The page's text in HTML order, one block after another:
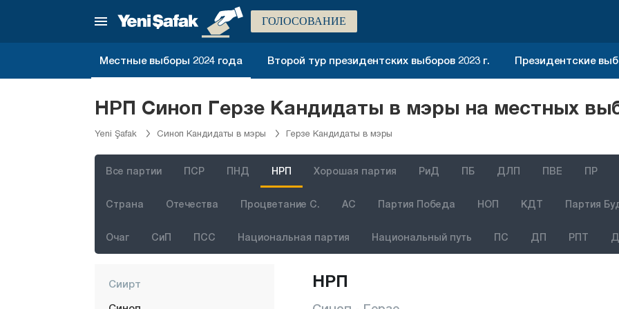
ГОЛОСОВАНИЕ
Местные выборы 2024 года Второй тур президентских выборов 2023 г. Президентские
НРП Синоп Герзе Кандидаты в мэры на местных
Yeni Şafak Синоп Кандидаты в мэры Герзе Кандидаты в мэры
Все партии ПСР ПНД НРП Хорошая партия РиД ПБ ДЛП ПВЕ ПР
Страна Отечества Процветание С. АС Партия Победа НОП КДТ Партия
Очаг СиП ПСС Национальная партия Национальный путь ПС ДП РПТ
Мерсин
Мугла
Муш
Нигде
Орду
Сакарья
Самсун
Сиирт
НРП